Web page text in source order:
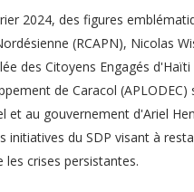
2024, des figures
(RCAPN), Nicolas
des Citoyens Engagés d'Haïti
de Caracol
au gouvernement d'Ariel
du SDP visant à
crises persistantes.